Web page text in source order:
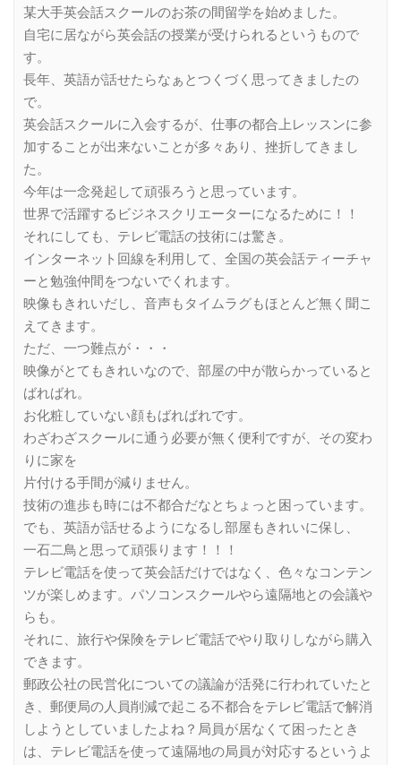
某大手英会話スクールのお茶の間留学を始めました。
自宅に居ながら英会話の授業が受けられるというもので
す。
長年、英語が話せたらなぁとつくづく思ってきましたの
で。
英会話スクールに入会するが、仕事の都合上レッスンに参
加することが出来ないことが多々あり、挫折してきまし
た。
今年は一念発起して頑張ろうと思っています。
世界で活躍するビジネスクリエーターになるために！！
それにしても、テレビ電話の技術には驚き。
インターネット回線を利用して、全国の英会話ティーチャ
ーと勉強仲間をつないでくれます。
映像もきれいだし、音声もタイムラグもほとんど無く聞こ
えてきます。
ただ、一つ難点が・・・
映像がとてもきれいなので、部屋の中が散らかっていると
ばればれ。
お化粧していない顔もばればれです。
わざわざスクールに通う必要が無く便利ですが、その変わ
りに家を
片付ける手間が減りません。
技術の進歩も時には不都合だなとちょっと困っています。
でも、英語が話せるようになるし部屋もきれいに保し、
一石二鳥と思って頑張ります！！！
テレビ電話を使って英会話だけではなく、色々なコンテン
ツが楽しめます。パソコンスクールやら遠隔地との会議や
らも。
それに、旅行や保険をテレビ電話でやり取りしながら購入
できます。
郵政公社の民営化についての議論が活発に行われていたと
き、郵便局の人員削減で起こる不都合をテレビ電話で解消
しようとしていましたよね？局員が居なくて困ったとき
は、テレビ電話を使って遠隔地の局員が対応するというよ